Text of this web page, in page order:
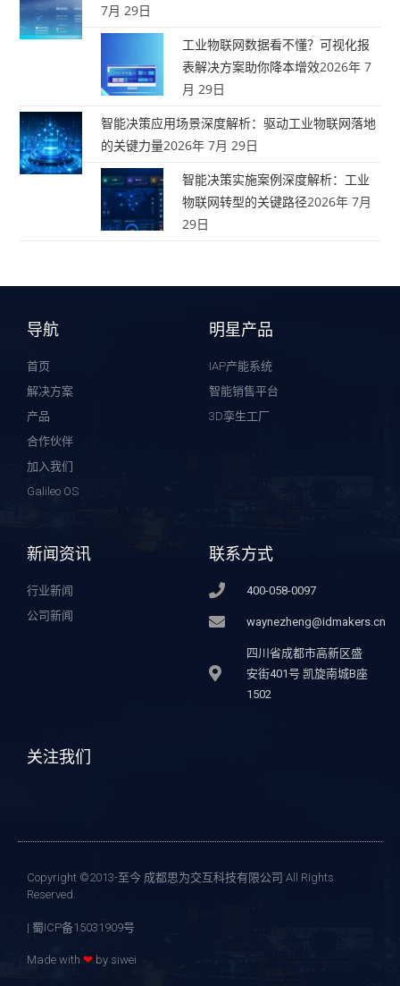
7月 29日
工业物联网数据看不懂？可视化报
表解决方案助你降本增效2026年 7
月 29日
智能决策应用场景深度解析：驱动工业物联网落地
的关键力量2026年 7月 29日
智能决策实施案例深度解析：工业
物联网转型的关键路径2026年 7月
29日
导航
首页
解决方案
产品
合作伙伴
加入我们
Galileo OS
明星产品
IAP产能系统
智能销售平台
3D孪生工厂
新闻资讯
行业新闻
公司新闻
联系方式
400-058-0097
waynezheng@idmakers.cn
四川省成都市高新区盛
安街401号 凯旋南城B座
1502
关注我们
Copyright ©2013-至今 成都思为交互科技有限公司 All Rights
Reserved.
| 蜀ICP备15031909号
Made with ❤ by siwei